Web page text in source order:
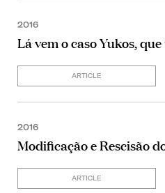
2016
Lá vem o caso Yukos,
ARTICLE
2016
Modificação e Rescisão
ARTICLE